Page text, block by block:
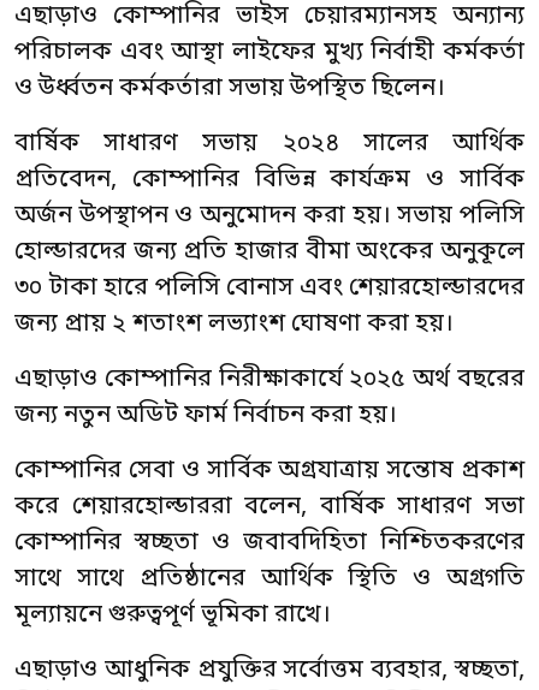
এছাড়াও কোম্পানির ভাইস চেয়ারম্যানসহ অন্যান্য
পরিচালক এবং আস্থা লাইফের মুখ্য নির্বাহী কর্মকর্তা
ও উর্ধ্বতন কর্মকর্তারা সভায় উপস্থিত ছিলেন।
বার্ষিক সাধারণ সভায় ২০২৪ সালের আর্থিক
প্রতিবেদন, কোম্পানির বিভিন্ন কার্যক্রম ও সার্বিক
অর্জন উপস্থাপন ও অনুমোদন করা হয়। সভায় পলিসি
হোল্ডারদের জন্য প্রতি হাজার বীমা অংকের অনুকূলে
৩০ টাকা হারে পলিসি বোনাস এবং শেয়ারহোল্ডারদের
জন্য প্রায় ২ শতাংশ লভ্যাংশ ঘোষণা করা হয়।
এছাড়াও কোম্পানির নিরীক্ষাকার্যে ২০২৫ অর্থ বছরের
জন্য নতুন অডিট ফার্ম নির্বাচন করা হয়।
কোম্পানির সেবা ও সার্বিক অগ্রযাত্রায় সন্তোষ প্রকাশ
করে শেয়ারহোল্ডাররা বলেন, বার্ষিক সাধারণ সভা
কোম্পানির স্বচ্ছতা ও জবাবদিহিতা নিশ্চিতকরণের
সাথে সাথে প্রতিষ্ঠানের আর্থিক স্থিতি ও অগ্রগতি
মূল্যায়নে গুরুত্বপূর্ণ ভূমিকা রাখে।
এছাড়াও আধুনিক প্রযুক্তির সর্বোত্তম ব্যবহার, স্বচ্ছতা,